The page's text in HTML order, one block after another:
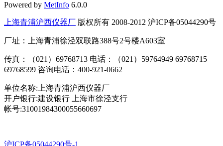
Powered by MetInfo 6.0.0
上海青浦沪西仪器厂 版权所有 2008-2012 沪ICP备05044290号
厂址：上海青浦徐泾双联路388号2号楼A603室
传真：（021）69768713 电话：（021）59764949 69768715
69768599 咨询电话：400-921-0662
单位名称:上海青浦沪西仪器厂
开户银行:建设银行 上海市徐泾支行
帐号:31001984300055660697